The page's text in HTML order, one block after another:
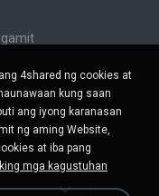
na impormasyon
na impormasyon
4shared ng cookies at
kung saan
ang iyong karanasan
ng aming Website,
at iba pang
mga kagustuhan